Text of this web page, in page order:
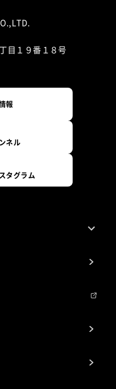
目１９番１８号
報
ネル
タグラム